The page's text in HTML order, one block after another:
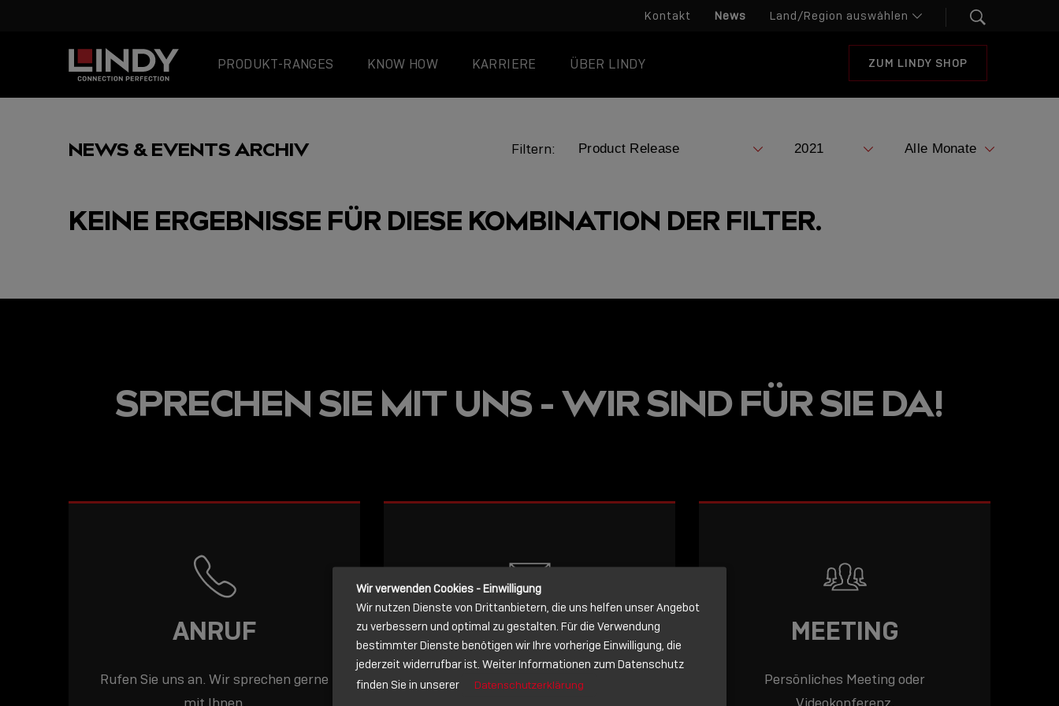
Kontakt News
PRODUKT-RANGES KNOW HOW KARRIERE ÜBER LINDY ZUM LINDY SHOP
NEWS & EVENTS ARCHIV Filtern:
USB-C ÜBER LANGE
DISTANZEN: AKTIVE
BIS 15 M
JETZT ONLINE
VERFÜGBAR: DIE
VERBINDET!
KEINE ERGEBNISSE FÜR DIESE KOMBINATION DER FILTER.
SPRECHEN SIE MIT UNS - WIR SIND FÜR SIE DA!
ANRUF
Rufen Sie uns an. Wir sprechen gerne
NACHRICHT
Schreiben Sie lieber? Dann schicken
MEETING
Persönliches Meeting oder
Wir verwenden Cookies - Einwilligung
Wir nutzen Dienste von Drittanbietern, die uns helfen unser Angebot
zu verbessern und optimal zu gestalten. Für die Verwendung
bestimmter Dienste benötigen wir Ihre vorherige Einwilligung, die
jederzeit widerrufbar ist. Weiter Informationen zum Datenschutz
finden Sie in unserer
Datenschutzerklärung